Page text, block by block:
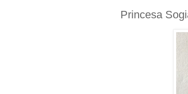
Princesa